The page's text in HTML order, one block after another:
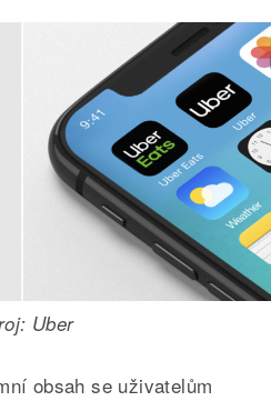
Uber
obsah se uživatelům